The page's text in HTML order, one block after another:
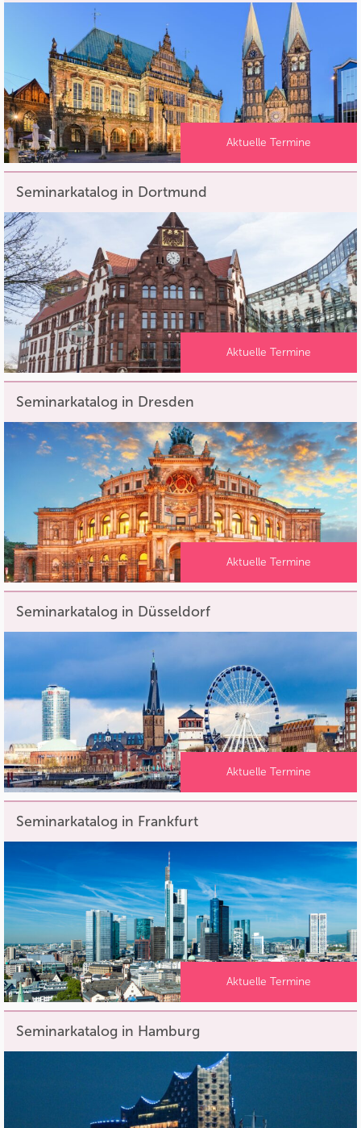
Aktuelle Termine
Seminarkatalog in Dortmund
Aktuelle Termine
Seminarkatalog in Dresden
Aktuelle Termine
Seminarkatalog in Düsseldorf
Aktuelle Termine
Seminarkatalog in Frankfurt
Aktuelle Termine
Seminarkatalog in Hamburg